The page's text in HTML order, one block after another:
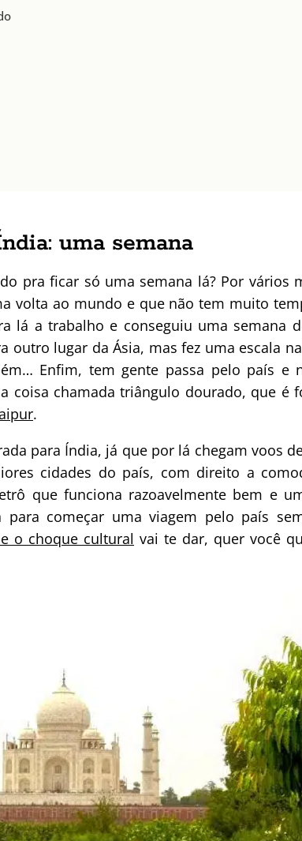
uma semana
pra ficar só uma semana lá? Por vários
volta ao mundo e que não tem muito
lá a trabalho e conseguiu uma semana
outro lugar da Ásia, mas fez uma escala
Enfim, tem gente passa pelo país e
coisa chamada triângulo dourado, que é
.
para Índia, já que por lá chegam voos
cidades do país, com direito a
que funciona razoavelmente bem e
começar uma viagem pelo país
o choque cultural vai te dar, quer você